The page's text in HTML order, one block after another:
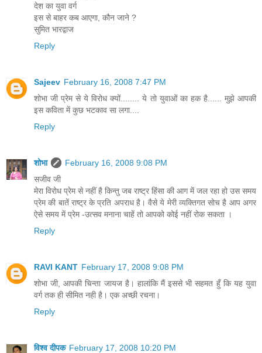
देश का युवा वर्ग
इस से बाहर कब आएगा, कौन जाने ?
सुमित भारद्वाज
Reply
Sajeev February 16, 2008 7:47 PM
शोभा जी प्रेम से ये विरोध क्यों........ ये तो युवाओं का हक है...... मुझे आपकी
इस कविता में कुछ भटकाव सा लगा....
Reply
शोभा
February 16, 2008 9:08 PM
सजीव जी
मेरा विरोध प्रेम से नहीं है किन्तु जब राष्ट्र हिंसा की आग में जल रहा हो उस समय
प्रेम की बातें राष्ट्र के प्रति अपराध है। वैसे ये मेरी व्यक्तिगत सोच है आप अगर
ऐसे समय में प्रेम -उत्सव मनाना चाहें तो आपको कोई नहीं रोक सकता ।
Reply
RAVI KANT February 17, 2008 9:08 PM
शोभा जी, आपकी चिन्ता जायज है। हालांकि मैं इससे भी सहमत हुँ कि यह युवा
वर्ग तक ही सीमित नही है। एक अच्छी रचना।
Reply
विश्व दीपक February 17, 2008 10:20 PM